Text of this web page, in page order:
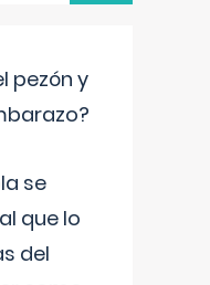
pezón y
se
que lo
del